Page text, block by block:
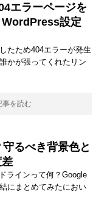
エラーページを
設定
たため404エラーが発生
かが張ってくれたリン
事を読む
るべき背景色と
ラインって何？Google
にまとめてみたにおい